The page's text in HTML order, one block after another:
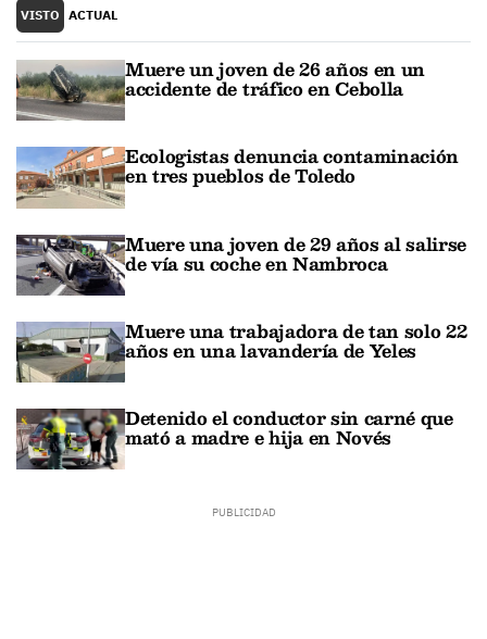
VISTO ACTUAL
Muere un joven de 26 años en un
accidente de tráfico en Cebolla
Ecologistas denuncia contaminación
en tres pueblos de Toledo
Muere una joven de 29 años al salirse
de vía su coche en Nambroca
Muere una trabajadora de tan solo 22
años en una lavandería de Yeles
Detenido el conductor sin carné que
mató a madre e hija en Novés